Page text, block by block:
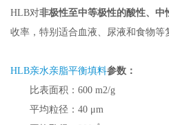
HLB对非极性至中等极性的酸性、中
收率，特别适合血液、尿液和食物等
HLB亲水亲脂平衡填料参数：
比表面积：600 m2/g
平均粒径：40 μm